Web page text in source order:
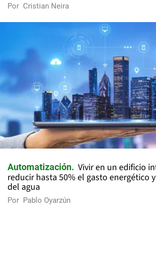
Por Cristian Neira
Automatización
Vivir en un edificio
reducir hasta 50% el gasto energético
del agua
Por Pablo Oyarzún